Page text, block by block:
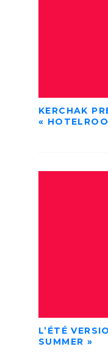
KERCHAK
«
L’ÉTÉ
SUMMER »